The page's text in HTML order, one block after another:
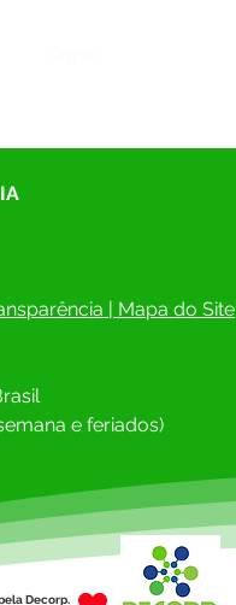
| Mapa do Site
e feriados)
Decorp.